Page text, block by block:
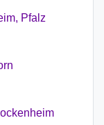
Pfalz